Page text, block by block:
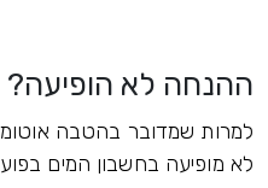
ההנחה לא
למרות שמדובר בהטבה
לא מופיעה בחשבון המים